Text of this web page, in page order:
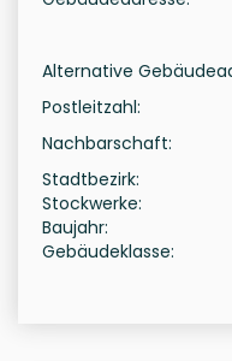
Alternative
Postleitzahl:
Nachbarschaft:
Stadtbezirk:
Stockwerke:
Baujahr:
Gebäudeklasse: